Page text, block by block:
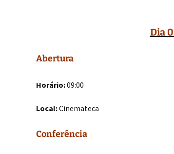
Dia
Abertura
Horário:09:00
Local:Cinemateca
Conferência